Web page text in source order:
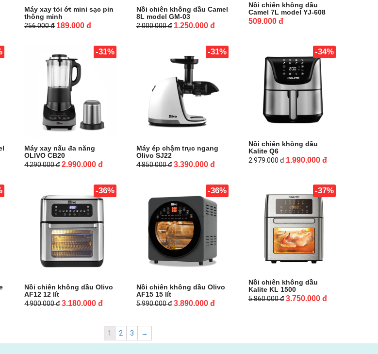
Máy xay tỏi ớt mini sạc pin
thông minh
256.000đ 189.000đ
Nồi chiên không dầu Camel
8L model GM-03
2.000.000đ 1.250.000 đ
Nồi chiên không dầu
Camel 7L model YJ-608
509.000 đ
-31%
Máy xay nấu đa năng
OLIVO CB20
4.290.000đ2.990.000đ
-31%
Máy ép chậm trục ngang
Olivo SJ22
4.850.000đ3.390.000 đ
-34%
Nồi chiên không dầu
Kalite Q6
2.979.000đ 1.990.000 đ
-36%
Nồi chiên không dầu Olivo
AF12 12 lít
4.900.000đ3.180.000đ
-36%
Nồi chiên không dầu Olivo
AF15 15 lít
5.990.000đ3.890.000 đ
-37%
Nồi chiên không dầu
Kalite KL 1500
5.860.000đ 3.750.000 đ
1 2 3 →